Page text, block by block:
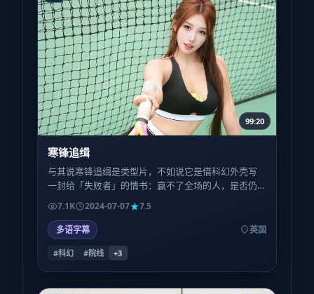
99:20
寒锋追缉
与其说寒锋追缉是类型片，不如说它是借科幻外壳写
一封给「失败者」的情书：赢不了全场的人，是否仍
配得到尊严的特写？
7.1K 2024-07-07
7.5
多语字幕
英国
#科幻 #院线 +3